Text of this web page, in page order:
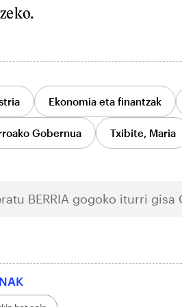
Ekonomia eta finantzak
Gobernua Txibite, Maria
BERRIA gogoko iturri gisa